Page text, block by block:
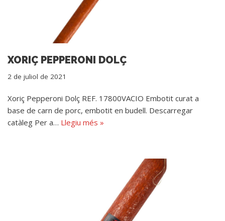
XORIÇ PEPPERONI DOLÇ
2 de juliol de 2021
Xoriç Pepperoni Dolç REF. 17800VACIO Embotit curat a
base de carn de porc, embotit en budell. Descarregar
catàleg Per a… Llegiu més »